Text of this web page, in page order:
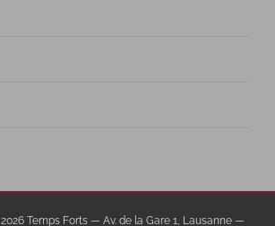
2026 Temps Forts — Av. de la Gare 1, Lausanne —